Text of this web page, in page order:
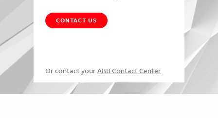
CONTACT US
Or contact your ABB Contact Center